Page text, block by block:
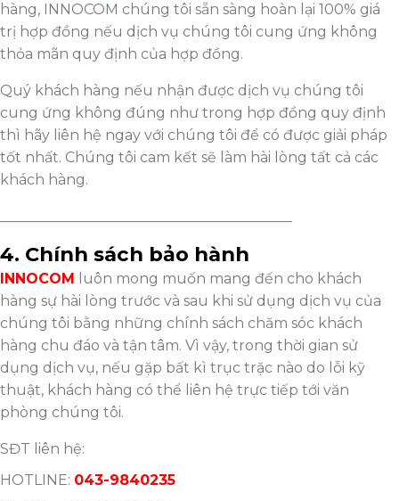
hàng, INNOCOM chúng tôi sẵn sàng hoàn lại 100% giá
trị hợp đồng nếu dịch vụ chúng tôi cung ứng không
thỏa mãn quy định của hợp đồng.
Quý khách hàng nếu nhận được dịch vụ chúng tôi
cung ứng không đúng như trong hợp đồng quy định
thì hãy liên hệ ngay với chúng tôi để có được giải pháp
tốt nhất. Chúng tôi cam kết sẽ làm hài lòng tất cả các
khách hàng.
4. Chính sách bảo hành
INNOCOM
luôn mong muốn mang đến cho khách
hàng sự hài lòng trước và sau khi sử dụng dịch vụ của
chúng tôi bằng những chính sách chăm sóc khách
hàng chu đáo và tận tâm. Vì vậy, trong thời gian sử
dụng dịch vụ, nếu gặp bất kì trục trặc nào do lỗi kỹ
thuật, khách hàng có thể liên hệ trực tiếp tới văn
phòng chúng tôi.
SĐT liên hệ:
HOTLINE: 043-9840235